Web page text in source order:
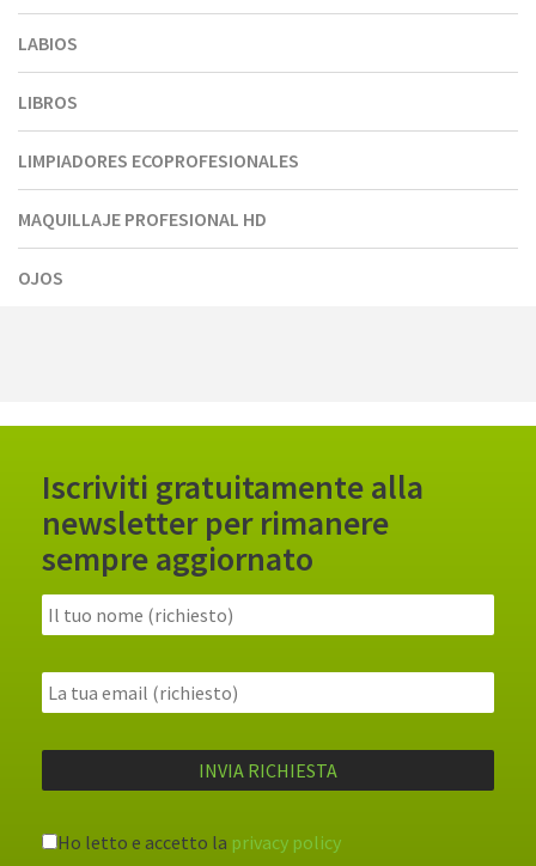
LABIOS
LIBROS
LIMPIADORES ECOPROFESIONALES
MAQUILLAJE PROFESIONAL HD
OJOS
Iscriviti gratuitamente alla
newsletter per rimanere
sempre aggiornato
Ho letto e accetto la privacy policy